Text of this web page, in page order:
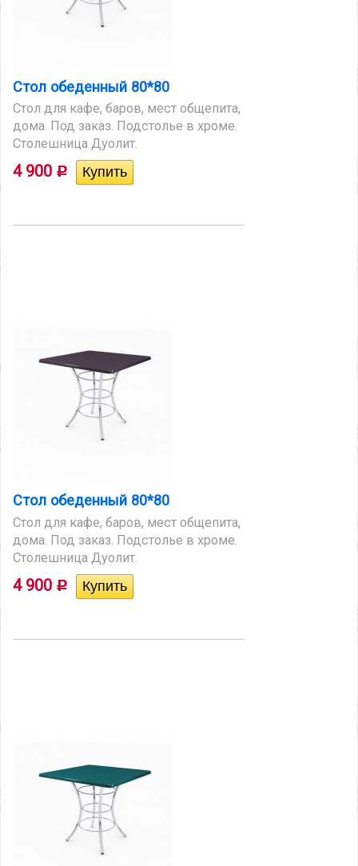
Стол обеденный 80*80
Стол для кафе, баров, мест общепита,
дома. Под заказ. Подстолье в хроме.
Столешница Дуолит.
4 900 Р
Стол обеденный 80*80
Стол для кафе, баров, мест общепита,
дома. Под заказ. Подстолье в хроме.
Столешница Дуолит.
4 900 Р